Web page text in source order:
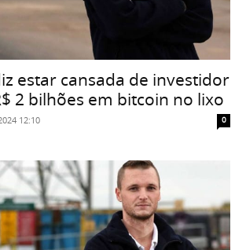
estar cansada de investidor
2 bilhões em bitcoin no lixo
12:10 0